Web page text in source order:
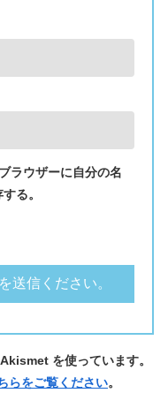
ラウザーに自分の名
る。
を使っています。
らをご覧ください。